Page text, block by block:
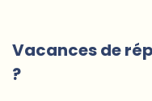
Vacances de
?